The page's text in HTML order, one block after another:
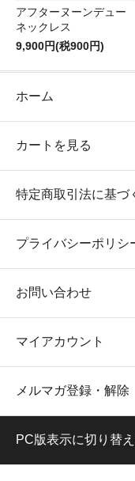
アフターヌーンデュー
ネックレス
9,900円(税900円)
ホーム
カートを見る
特定商取引法に基づ
プライバシーポリシ
お問い合わせ
マイアカウント
メルマガ登録・解除
PC版表示に切り替